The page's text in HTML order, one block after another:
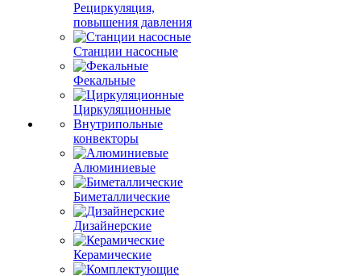
Рециркуляция,
повышения давления
Станции насосные
Фекальные
Циркуляционные
Внутрипольные
конвекторы
Алюминиевые
Биметаллические
Дизайнерские
Керамические